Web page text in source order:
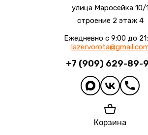
улица Маросейка 10/
строение 2 этаж 4
Ежедневно с 9:00 до
+7 (909) 629-89-
Корзина